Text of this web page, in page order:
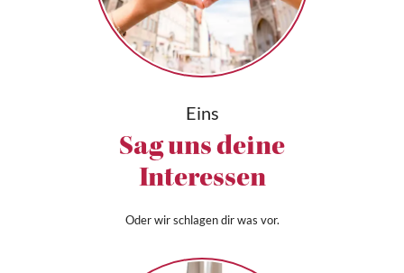
Eins
Sag uns deine
Interessen
Oder wir schlagen dir was vor.